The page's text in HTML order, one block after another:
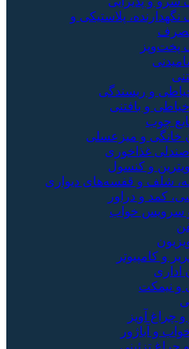
پلاستیکی و
و ریسندگی
و بافتنی
چوب
خانگی و میزعسلی
غذاخوری
و کنسول
شلف و قفسه‌های دیواری
کمد و دراور
سرویس خواب
و کامپیوتر
اداری
و نیمکت
چراغ آویز
و آباژور